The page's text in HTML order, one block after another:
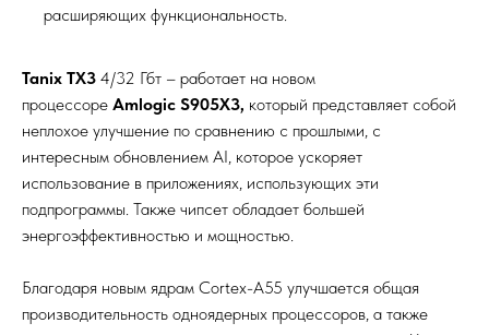
расширяющих функциональность.
Tanix TX3 4/32 Гбт – работает на новом
процессоре Amlogic S905X3, который представляет собой
неплохое улучшение по сравнению с прошлыми, с
интересным обновлением AI, которое ускоряет
использование в приложениях, использующих эти
подпрограммы. Также чипсет обладает большей
энергоэффективностью и мощностью.
Благодаря новым ядрам Cortex-A55 улучшается общая
производительность одноядерных процессоров, а также